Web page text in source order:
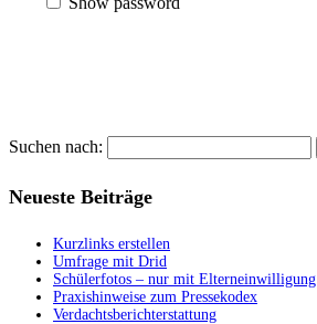
Suchen nach:
Neueste Beiträge
Kurzlinks erstellen
Umfrage mit Drid
Schülerfotos – nur mit Elterneinwilligung
Praxishinweise zum Pressekodex
Verdachtsberichterstattung